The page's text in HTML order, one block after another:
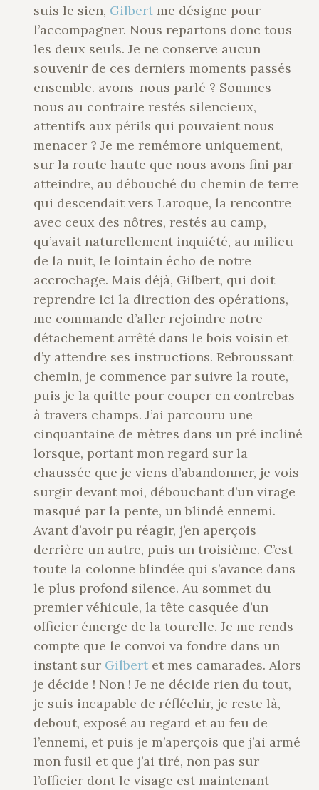
suis le sien, Gilbert me désigne pour
l’accompagner. Nous repartons donc tous
les deux seuls. Je ne conserve aucun
souvenir de ces derniers moments passés
ensemble. avons-nous parlé ? Sommes-
nous au contraire restés silencieux,
attentifs aux périls qui pouvaient nous
menacer ? Je me remémore uniquement,
sur la route haute que nous avons fini par
atteindre, au débouché du chemin de terre
qui descendait vers Laroque, la rencontre
avec ceux des nôtres, restés au camp,
qu’avait naturellement inquiété, au milieu
de la nuit, le lointain écho de notre
accrochage. Mais déjà, Gilbert, qui doit
reprendre ici la direction des opérations,
me commande d’aller rejoindre notre
détachement arrêté dans le bois voisin et
d’y attendre ses instructions. Rebroussant
chemin, je commence par suivre la route,
puis je la quitte pour couper en contrebas
à travers champs. J’ai parcouru une
cinquantaine de mètres dans un pré incliné
lorsque, portant mon regard sur la
chaussée que je viens d’abandonner, je vois
surgir devant moi, débouchant d’un virage
masqué par la pente, un blindé ennemi.
Avant d’avoir pu réagir, j’en aperçois
derrière un autre, puis un troisième. C’est
toute la colonne blindée qui s’avance dans
le plus profond silence. Au sommet du
premier véhicule, la tête casquée d’un
officier émerge de la tourelle. Je me rends
compte que le convoi va fondre dans un
instant sur Gilbert et mes camarades. Alors
je décide ! Non ! Je ne décide rien du tout,
je suis incapable de réfléchir, je reste là,
debout, exposé au regard et au feu de
l’ennemi, et puis je m’aperçois que j’ai armé
mon fusil et que j’ai tiré, non pas sur
l’officier dont le visage est maintenant